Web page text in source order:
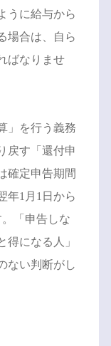
うに給与から
場合は、自ら
ばなりませ
」を行う義務
戻す「還付申
確定申告期間
年1月1日から
「申告しな
得になる人」
ない判断がし